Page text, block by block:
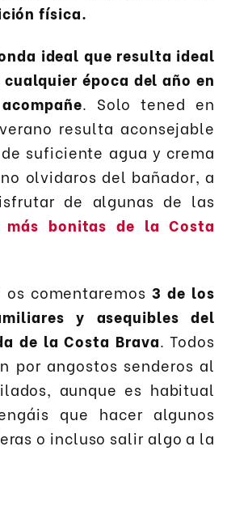
física.
ideal que resulta ideal
época del año en
. Solo tened en
resulta aconsejable
suficiente agua y crema
olvidaros del bañador, a
de algunas de las
bonitas de la Costa
comentaremos 3 de los
y asequibles del
de la Costa Brava. Todos
por angostos senderos al
aunque es habitual
que hacer algunos
o incluso salir algo a la